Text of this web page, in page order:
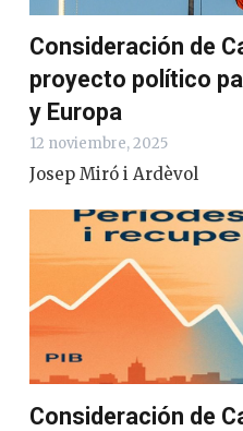
Consideración de
proyecto político
y Europa
12 noviembre, 2025
Josep Miró i Ardèvol
Consideración de